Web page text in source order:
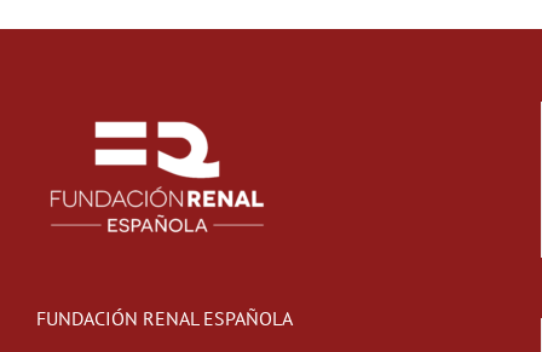
FUNDACIÓN RENAL ESPAÑOLA